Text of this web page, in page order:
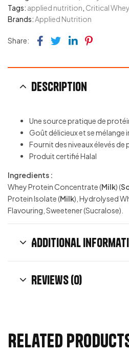
Tags: applied nutrition Critical Whey
Brands:Applied Nutrition
Share: Facebook
TwitterLinkedin
Description
Une source pratique de
Goût délicieux et se mélange
Fournit des niveaux élevés de
Produit certifié Halal
Ingredients :
Whey Protein Concentrate (Milk) (
Protein Isolate (Milk), Hydrolysed
Flavouring, Sweetener (Sucralose).
Additional
Reviews (0)
Related